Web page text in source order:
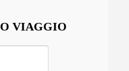
VIAGGIO